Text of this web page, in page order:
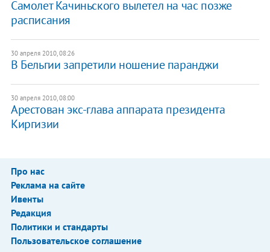
Самолет Качиньского вылетел на час позже
расписания
30 апреля 2010, 08:26
В Бельгии запретили ношение паранджи
30 апреля 2010, 08:00
Арестован экс-глава аппарата президента
Киргизии
Про нас
Реклама на сайте
Ивенты
Редакция
Политики и стандарты
Пользовательское соглашение